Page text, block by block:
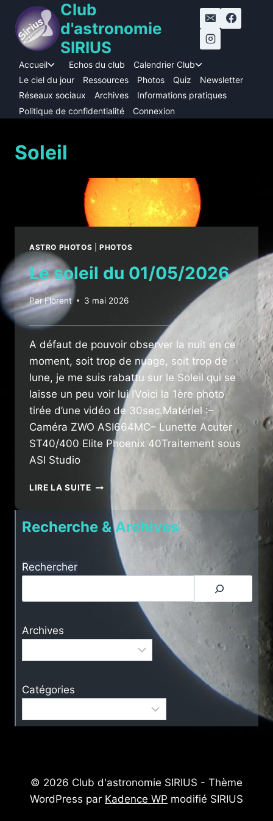
contenu
Club
d'astronomie
SIRIUS
Accueil
Ouvrir/fermer
le
menu
enfant
Echos du club Calendrier Club
le
menu
Le ciel du jour Ressources Photos Quiz
Newsletter
Réseaux sociaux
Archives
Informations pratiques
Politique de confidentialité
Connexion
Soleil
ASTRO PHOTOS PHOTOS
Le soleil du 01/05/2026
ParFlorent 3 mai 2026
A défaut de pouvoir observer la nuit en ce
moment, soit trop de nuage, soit trop de
lune, je me suis rabattu sur le Soleil qui se
laisse un peu voir lui !Voici la 1ère photo
tirée d’une vidéo de 30sec.Matériel :–
Caméra ZWO ASI664MC– Lunette Acuter
ST40/400 Elite Phoenix 40Traitement sous
ASI Studio
LIRE LA SUITELE
01/05/2026
Recherche & Archives
Rechercher
Archives
Catégories
© 2026 Club d'astronomie SIRIUS - Thème
WordPress par Kadence WP modifié SIRIUS